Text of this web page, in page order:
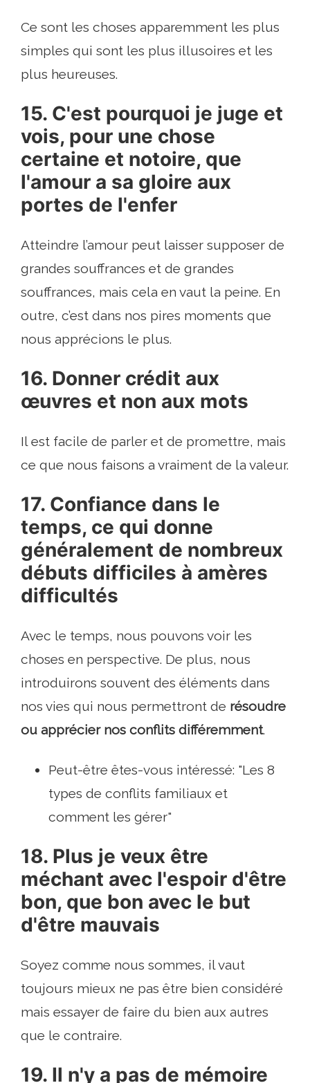
Ce sont les choses apparemment les plus
simples qui sont les plus illusoires et les
plus heureuses.
15. C'est pourquoi je juge et
vois, pour une chose
certaine et notoire, que
l'amour a sa gloire aux
portes de l'enfer
Atteindre l’amour peut laisser supposer de
grandes souffrances et de grandes
souffrances, mais cela en vaut la peine. En
outre, c’est dans nos pires moments que
nous apprécions le plus.
16. Donner crédit aux
œuvres et non aux mots
Il est facile de parler et de promettre, mais
ce que nous faisons a vraiment de la valeur.
17. Confiance dans le
temps, ce qui donne
généralement de nombreux
débuts difficiles à amères
difficultés
Avec le temps, nous pouvons voir les
choses en perspective. De plus, nous
introduirons souvent des éléments dans
nos vies qui nous permettront de résoudre
ou apprécier nos conflits différemment.
Peut-être êtes-vous intéressé: "Les 8
types de conflits familiaux et
comment les gérer"
18. Plus je veux être
méchant avec l'espoir d'être
bon, que bon avec le but
d'être mauvais
Soyez comme nous sommes, il vaut
toujours mieux ne pas être bien considéré
mais essayer de faire du bien aux autres
que le contraire.
19. Il n'y a pas de mémoire